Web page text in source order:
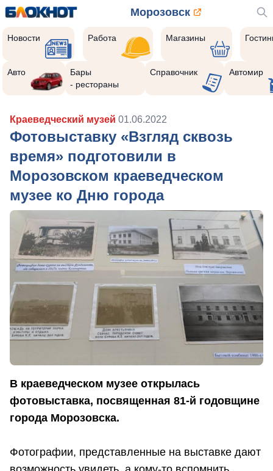
Морозовск
Новости Работа Магазины
Авто
Бары
- рестораны
Справочник Автомир
Краеведческий музей 01.06.2022
Фотовыставку «Взгляд сквозь
время» подготовили в
Морозовском краеведческом
музее ко Дню города
В краеведческом музее открылась
фотовыставка, посвященная 81-й годовщине
города Морозовска.
Фотографии, представленные на выставке дают